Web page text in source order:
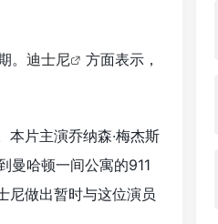
。 迪士尼
方面表示，
本片主演乔纳森·梅杰斯
曼哈顿一间公寓的911
尼做出暂时与这位演员